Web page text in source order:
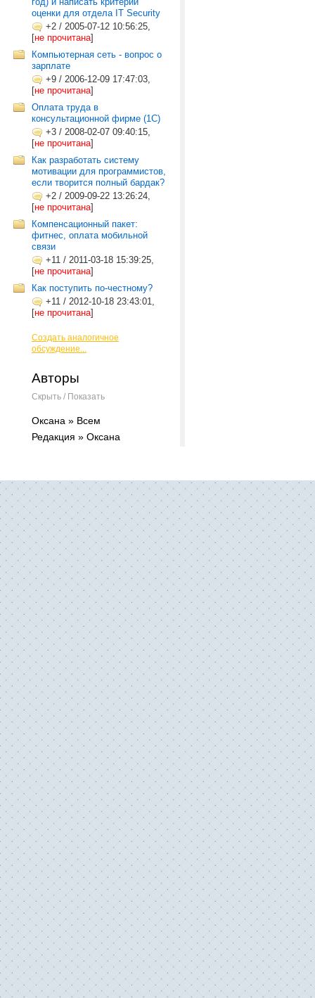
оценки для отдела IT Security
+2 / 2005-07-12 10:56:25,
[не прочитана]
Компьютерная сеть - вопрос о
зарплате
+9 / 2006-12-09 17:47:03,
[не прочитана]
Оплата труда в
консультационной фирме (1C)
+3 / 2008-02-07 09:40:15,
[не прочитана]
Как разработать систему
мотивации для программистов,
если творится полный бардак?
+2 / 2009-09-22 13:26:24,
[не прочитана]
Компенсационный пакет:
фитнес, оплата мобильной
связи
+11 / 2011-03-18 15:39:25,
[не прочитана]
Как поступить по-честному?
+11 / 2012-10-18 23:43:01,
[не прочитана]
Создать аналогичное
обсуждение...
Авторы
Скрыть / Показать
Оксана » Всем
Редакция » Оксана